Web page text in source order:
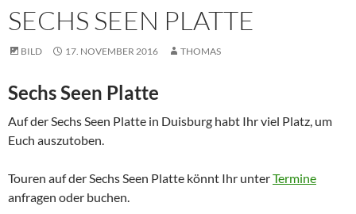
SECHS SEEN PLATTE
BILD 17. NOVEMBER 2016 THOMAS
Sechs Seen Platte
Auf der Sechs Seen Platte in Duisburg habt Ihr viel Platz, um
Euch auszutoben.
Touren auf der Sechs Seen Platte könnt Ihr unterTermine
anfragen oder buchen.